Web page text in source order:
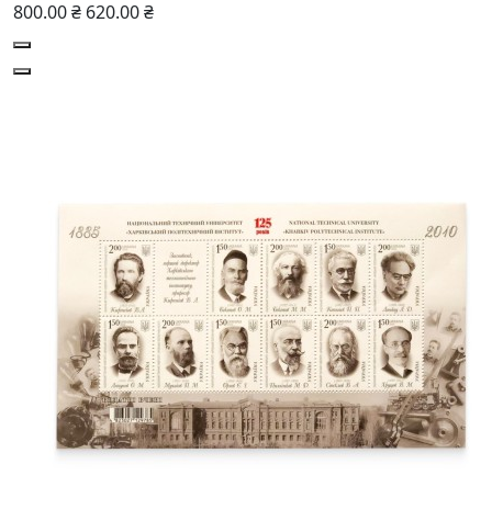
800.00 ₴ 620.00 ₴